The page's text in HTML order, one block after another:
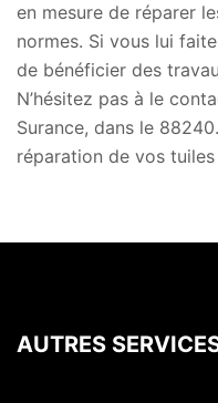
en mesure de réparer
normes. Si vous lui
de bénéficier des
N’hésitez pas à le
Surance, dans le
réparation de vos
AUTRES